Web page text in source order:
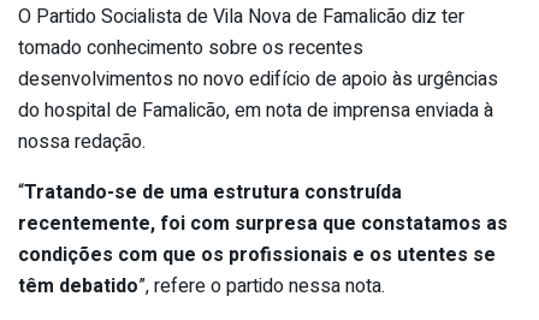
O Partido Socialista de Vila Nova de Famalicão diz ter
tomado conhecimento sobre os recentes
desenvolvimentos no novo edifício de apoio às urgências
do hospital de Famalicão, em nota de imprensa enviada à
nossa redação.
“Tratando-se de uma estrutura construída
recentemente, foi com surpresa que constatamos as
condições com que os profissionais e os utentes se
têm debatido”, refere o partido nessa nota.